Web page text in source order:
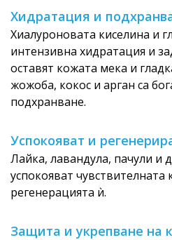
Хидратация и
Хиалуроновата киселина и
интензивна хидратация и
оставят кожата мека и
жожоба, кокос и арган са
подхранване.
Успокояват и
Лайка, лавандула, пачули и
успокояват
регенерацията ѝ.
Защита и укрепване на